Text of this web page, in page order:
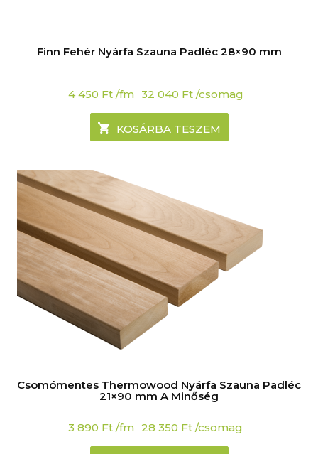
Finn Fehér Nyárfa Szauna Padléc 28×90 mm
4 450 Ft /fm 32 040 Ft /csomag
KOSÁRBA TESZEM
Csomómentes Thermowood Nyárfa Szauna Padléc
21×90 mm A Minőség
3 890 Ft /fm 28 350 Ft /csomag